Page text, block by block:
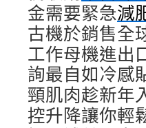
金需要緊急減
古機於銷售全
工作母機進出
詢最自如冷感
頸肌肉趁新年
控升降讓你輕